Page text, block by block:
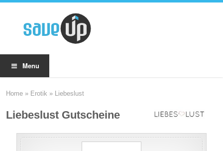
Menu
Home » Erotik » Liebeslust
Liebeslust Gutscheine